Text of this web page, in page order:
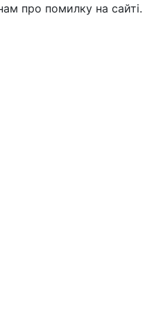
про помилку на сайті.